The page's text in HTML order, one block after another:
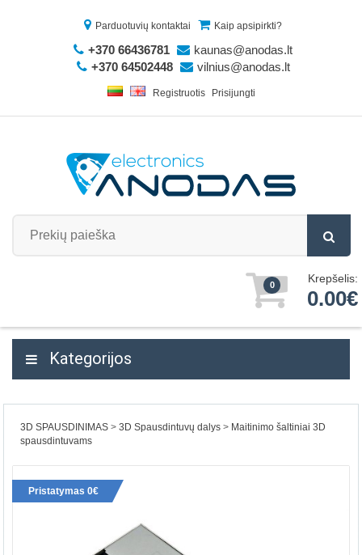
Parduotuvių kontaktai Kaip apsipirkti?
+370 66436781
kaunas@anodas.lt
+370 64502448
vilnius@anodas.lt
Registruotis Prisijungti
0 Krepšelis:
0.00€
Kategorijos
3D SPAUSDINIMAS 3D Spausdintuvų dalys
Maitinimo šaltiniai 3D
spausdintuvams
Pristatymas 0€